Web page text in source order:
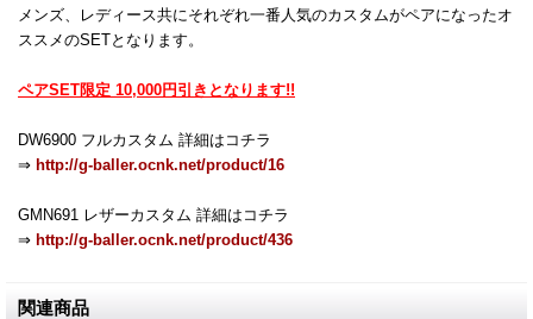
メンズ、レディース共にそれぞれ一番人気のカスタムがペアになったオ
ススメのSETとなります。
ペアSET限定 10,000円引きとなります!!
DW6900 フルカスタム 詳細はコチラ
⇒ http://g-baller.ocnk.net/product/16
GMN691 レザーカスタム 詳細はコチラ
⇒ http://g-baller.ocnk.net/product/436
関連商品